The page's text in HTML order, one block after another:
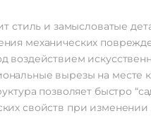
стиль и замысловатые
механических
воздействием
вырезы на месте
позволяет быстро
свойств при